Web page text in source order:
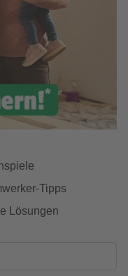
Tipps
Lösungen